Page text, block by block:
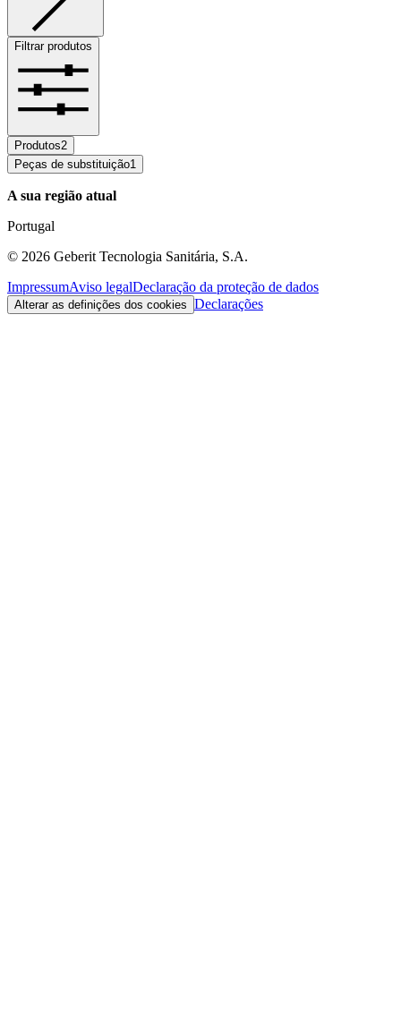
Filtrar produtos
Produtos2
Peças de substituição1
A sua região atual
Portugal
© 2026 Geberit Tecnologia Sanitária, S.A.
ImpressumAviso legalDeclaração da proteção de dados
Alterar as definições dos cookies Declarações